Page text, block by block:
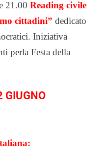
21.00 Reading civile
cittadini” dedicato
Iniziativa
perla Festa della
GIUGNO